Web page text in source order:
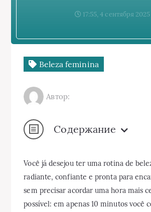
17:55, 4 сентября 2025
Beleza feminina
Автор:
Содержание
Você já desejou ter uma rotina de
radiante, confiante e pronta para
sem precisar acordar uma hora mais
possível: em apenas 10 minutos você